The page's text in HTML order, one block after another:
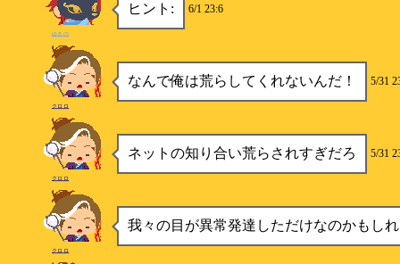
ヒント: 6/1 23:6
ゆきの
なんで俺は荒らしてくれないんだ！ 5/31
クロロ
ネットの知り合い荒らされすぎだろ 5/31
クロロ
我々の目が異常発達しただけなのかもし
クロロ